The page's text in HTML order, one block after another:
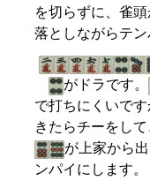
を切らずに、雀
落としながらテン
がドラです。
で打ちにくいで
きたらチーをして
が上家から
ンパイにします